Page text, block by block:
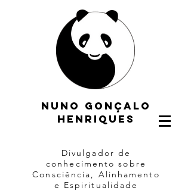
Nuno gonçalo
henriques
Divulgador de
conhecimento sobre
Consciência, Alinhamento
e Espiritualidade